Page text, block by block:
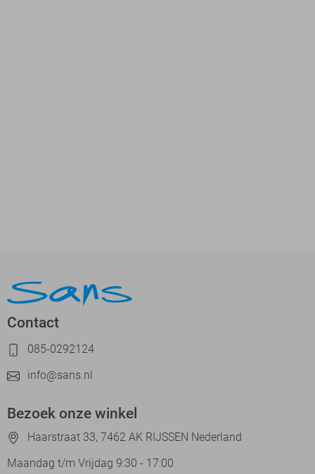
Contact
085-0292124
info@sans.nl
Bezoek onze winkel
Haarstraat 33, 7462 AK RIJSSEN Nederland
Maandag t/m Vrijdag 9:30 - 17:00